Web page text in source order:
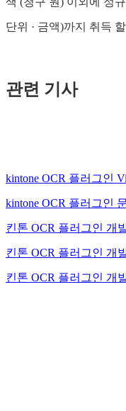
단위 · 금액)까지 취득
관련 기사
kintone OCR 플러그인
kintone OCR 플러그인
킨톤 OCR 플러그인 개
킨톤 OCR 플러그인 개
킨톤 OCR 플러그인 개